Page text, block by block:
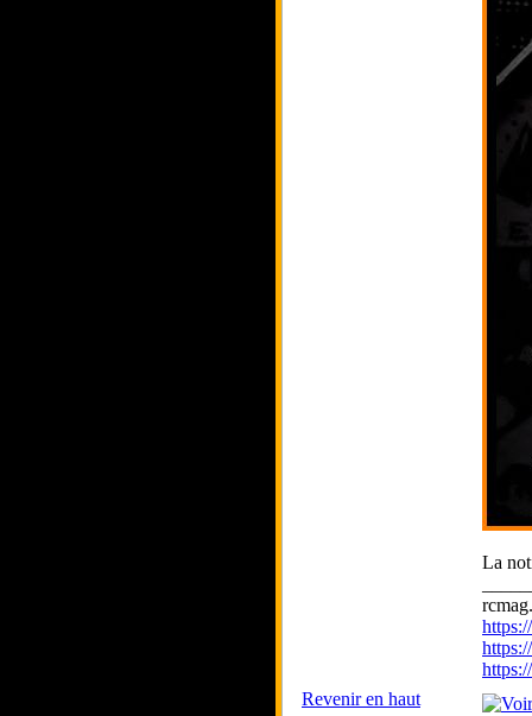
La
Revenir en haut